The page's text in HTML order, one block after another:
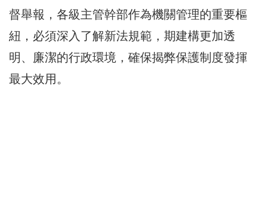
督舉報，各級主管幹部作為機關管理的重要樞
紐，必須深入了解新法規範，期建構更加透
明、廉潔的行政環境，確保揭弊保護制度發揮
最大效用。